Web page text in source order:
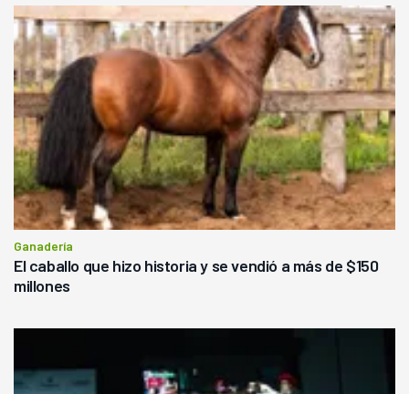
Ganadería
El caballo que hizo historia y se vendió a más de $150
millones